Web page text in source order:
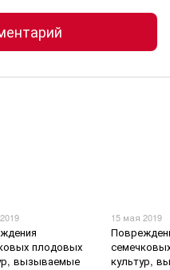
плодовых
вызываемые
15 мая 2019
культур,